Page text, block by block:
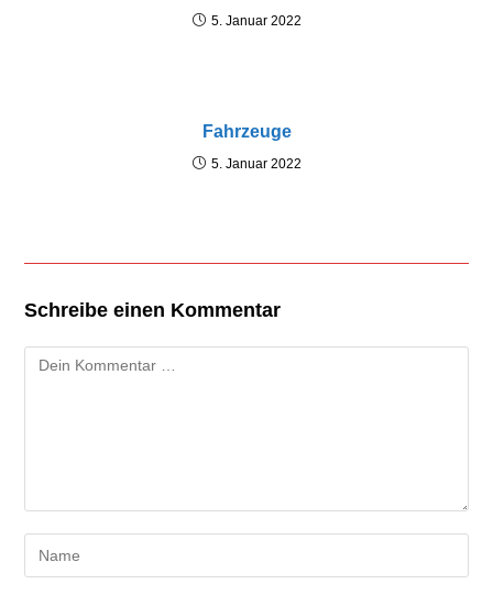
5. Januar 2022
Fahrzeuge
5. Januar 2022
Schreibe einen Kommentar
Kommentar
Gib
deinen